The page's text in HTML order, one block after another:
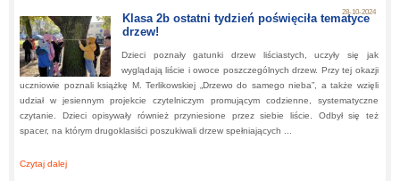
28-10-2024
Klasa 2b ostatni tydzień poświęciła tematyce
drzew!
Dzieci poznały gatunki drzew liściastych, uczyły się jak
wyglądają liście i owoce poszczególnych drzew. Przy tej okazji
uczniowie poznali książkę M. Terlikowskiej „Drzewo do samego nieba”, a także wzięli
udział w jesiennym projekcie czytelniczym promującym codzienne, systematyczne
czytanie. Dzieci opisywały również przyniesione przez siebie liście. Odbył się też
spacer, na którym drugoklasiści poszukiwali drzew spełniających ...
Czytaj dalej